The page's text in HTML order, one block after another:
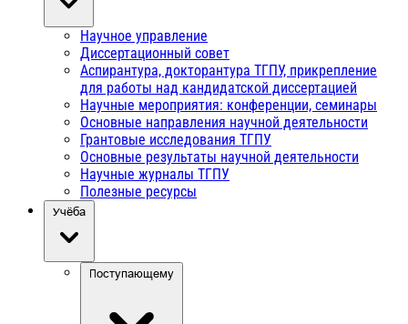
Научное управление
Диссертационный совет
Аспирантура, докторантура ТГПУ, прикрепление
для работы над кандидатской диссертацией
Научные мероприятия: конференции, семинары
Основные направления научной деятельности
Грантовые исследования ТГПУ
Основные результаты научной деятельности
Научные журналы ТГПУ
Полезные ресурсы
Учёба
Поступающему